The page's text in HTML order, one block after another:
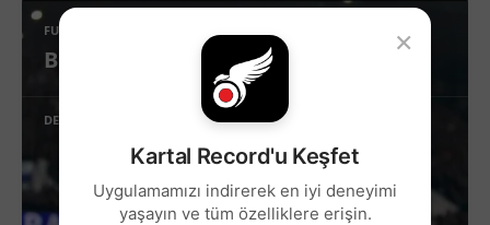
FUTBOL
Beşiktaş’ta Sağ Kanat İçin Yeni Aday!
DEVAMINI OKU
×
Kartal Record'u Keşfet
Uygulamamızı indirerek en iyi deneyimi
yaşayın ve tüm özelliklere erişin.